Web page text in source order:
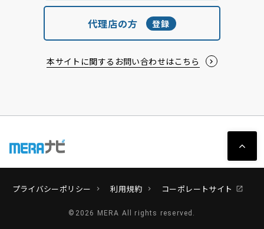
代理店の方 登録
本サイトに関するお問い合わせはこちら
プライバシーポリシー chevron_right 利用規約 chevron_right コーポレートサイト open_in_new
©2026 MERA All rights reserved.